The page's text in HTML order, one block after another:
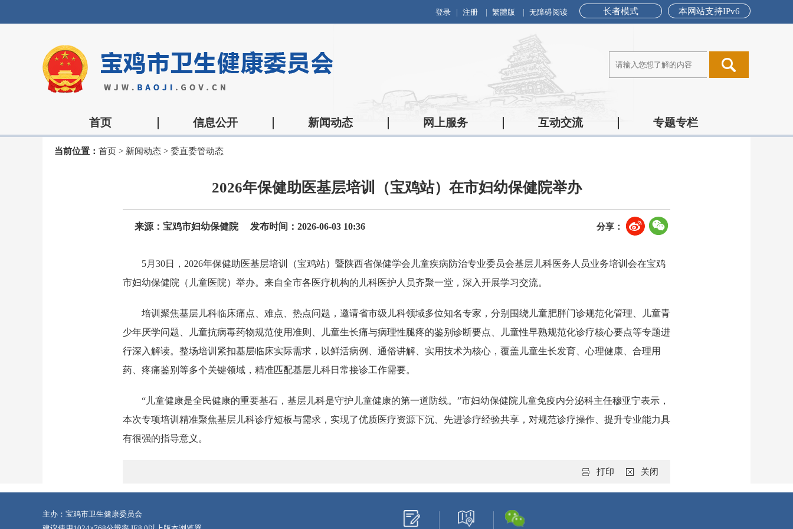
本网站支持IPv6
长者模式
登录 注册 繁體版 无障碍阅读
首页 信息公开 新闻动态 网上服务 互动交流 专题专栏
当前位置： 首页 > 新闻动态 > 委直委管动态
2026年保健助医基层培训（宝鸡站）在市妇幼保健院举办
来源：宝鸡市妇幼保健院 发布时间：2026-06-03 10:36 分享：
5月30日，2026年保健助医基层培训（宝鸡站）暨陕西省保健学会儿童疾病防治专业委员会基层儿科医务人员业务培训会在宝鸡
市妇幼保健院（儿童医院）举办。来自全市各医疗机构的儿科医护人员齐聚一堂，深入开展学习交流。
培训聚焦基层儿科临床痛点、难点、热点问题，邀请省市级儿科领域多位知名专家，分别围绕儿童肥胖门诊规范化管理、儿童青
少年厌学问题、儿童抗病毒药物规范使用准则、儿童生长痛与病理性腿疼的鉴别诊断要点、儿童性早熟规范化诊疗核心要点等专题进
行深入解读。整场培训紧扣基层临床实际需求，以鲜活病例、通俗讲解、实用技术为核心，覆盖儿童生长发育、心理健康、合理用
药、疼痛鉴别等多个关键领域，精准匹配基层儿科日常接诊工作需要。
“儿童健康是全民健康的重要基石，基层儿科是守护儿童健康的第一道防线。”市妇幼保健院儿童免疫内分泌科主任穆亚宁表示，
本次专项培训精准聚焦基层儿科诊疗短板与需求，实现了优质医疗资源下沉、先进诊疗经验共享，对规范诊疗操作、提升专业能力具
有很强的指导意义。
关闭
打印
主办：宝鸡市卫生健康委员会